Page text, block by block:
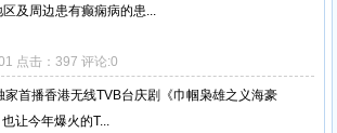
及周边患有癫痫病的患...
点击：397 评论:0
首播香港无线TVB台庆剧《巾帼枭雄之义海豪
让今年爆火的T...